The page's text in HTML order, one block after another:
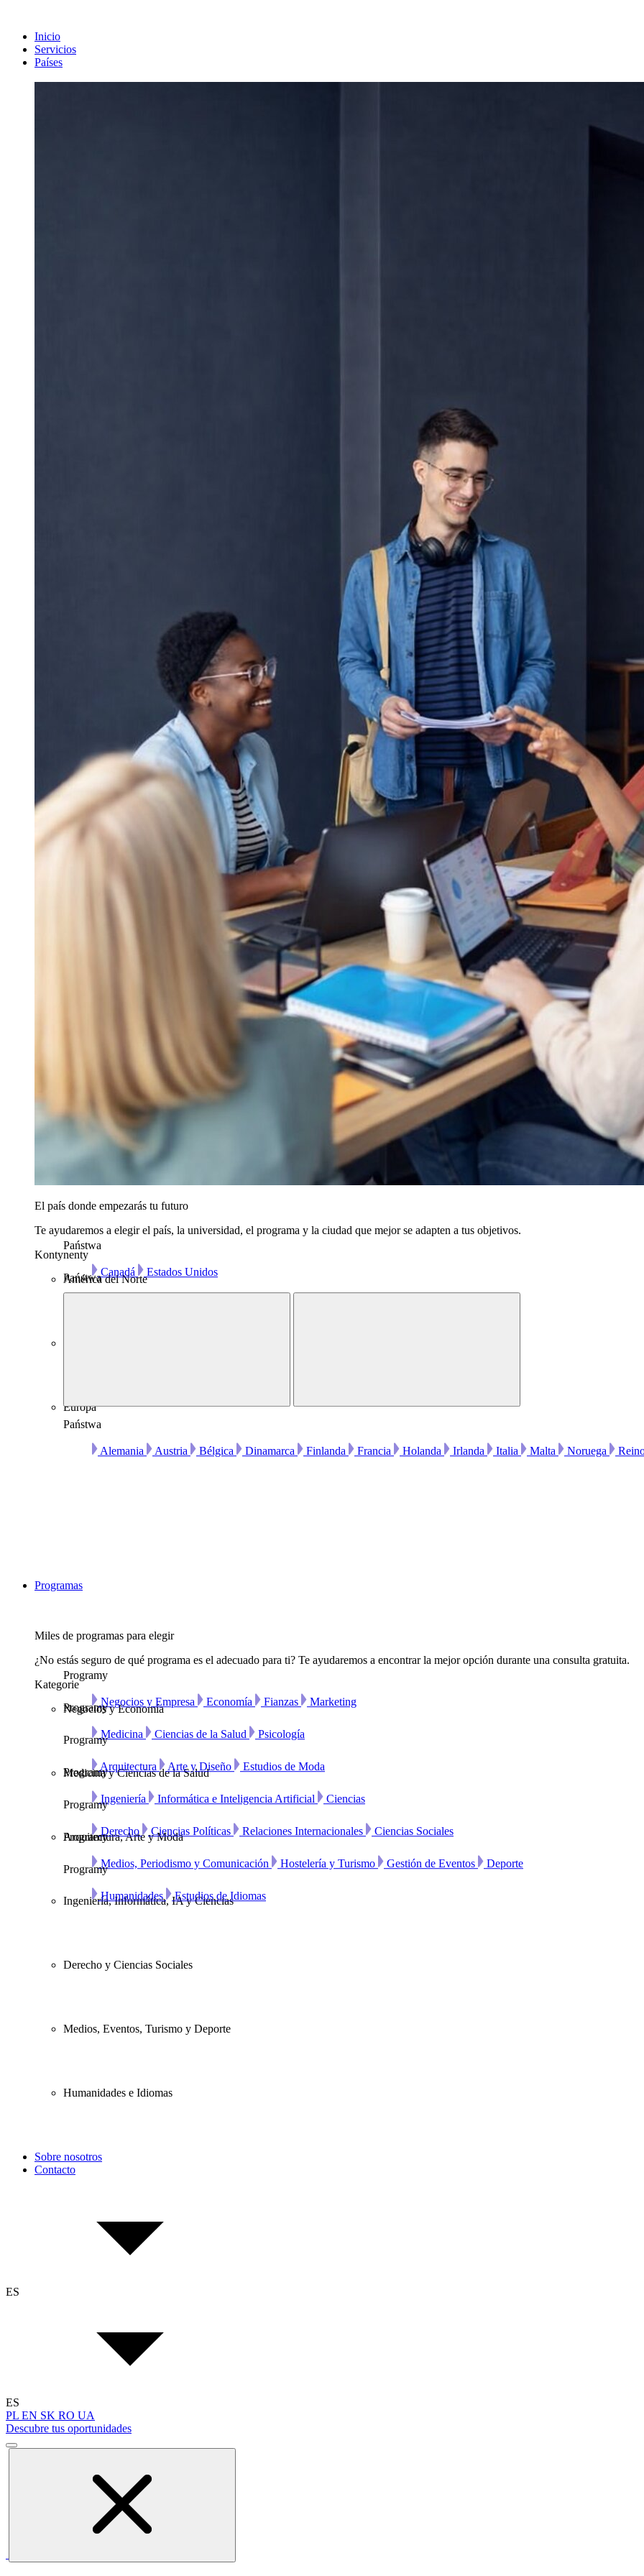
Inicio
Servicios
Países
El país donde empezarás tu futuro
Te ayudaremos a elegir el país, la universidad, el programa y la ciudad que mejor se adapten a tus objetivos.
Kontynenty
América del Norte
Państwa
Canadá Estados Unidos
Państwa
Europa
Państwa
Alemania Austria Bélgica Dinamarca Finlanda Francia Holanda Irlanda Italia Malta Noruega
Programas
Miles de programas para elegir
¿No estás seguro de qué programa es el adecuado para ti? Te ayudaremos a encontrar la mejor opción durante una consulta gratuita.
Kategorie
Negocios y Economía
Programy
Negocios y Empresa Economía Fianzas Marketing
Medicina y Ciencias de la Salud
Programy
Medicina Ciencias de la Salud Psicología
Arquitectura, Arte y Moda
Programy
Arquitectura Arte y Diseño Estudios de Moda
Ingeniería, Informática, IA y Ciencias
Programy
Ingeniería Informática e Inteligencia Artificial Ciencias
Derecho y Ciencias Sociales
Programy
Derecho Ciencias Políticas Relaciones Internacionales Ciencias Sociales
Medios, Eventos, Turismo y Deporte
Programy
Medios, Periodismo y Comunicación Hostelería y Turismo Gestión de Eventos Deporte
Humanidades e Idiomas
Programy
Humanidades Estudios de Idiomas
Sobre nosotros
Contacto
ES
ES
PL EN SK RO UA
Descubre tus oportunidades